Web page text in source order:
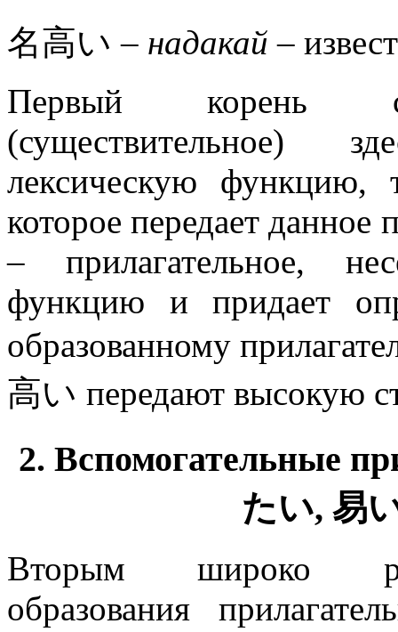
名高い – надакай –
Первый корень
(существительное)
лексическую функцию,
которое передает данное
– прилагательное,
функцию и придает
образованному
高い передают высокую
2. Вспомогательные
たい, 易
Вторым широко
образования